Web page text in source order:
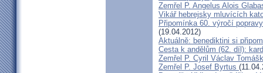
Zemřel P. Angelus Alois
Vikář hebrejsky mluvících
Připomínka 60. výročí
(19.04.2012)
Aktuálně: benediktini si
Cesta k andělům (62. díl):
Zemřel P. Cyril Václav
Zemřel P. Josef Byrtus